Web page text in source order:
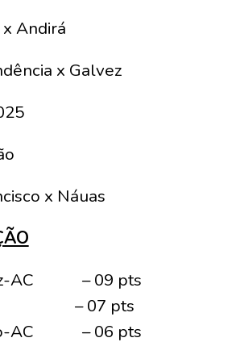
Andirá
x Galvez
x Náuas
AC – 09 pts
– 07 pts
AC – 06 pts